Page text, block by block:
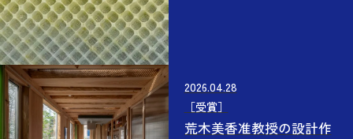
で『Scientific Reports』
に掲載されました
2026.04.28
［受賞］
荒木美香准教授の設計作